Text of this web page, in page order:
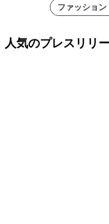
ファッショ
人気のプレスリリ